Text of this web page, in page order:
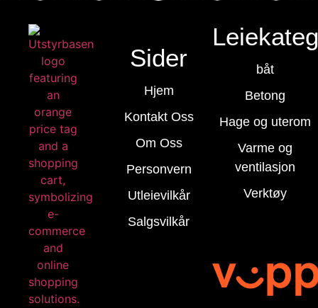
Sider
Hjem
Kontakt Oss
Om Oss
Personvern
Utleievilkår
Salgsvilkår
båt
Betong
Hage og uterom
Varme og
ventilasjon
Verktøy